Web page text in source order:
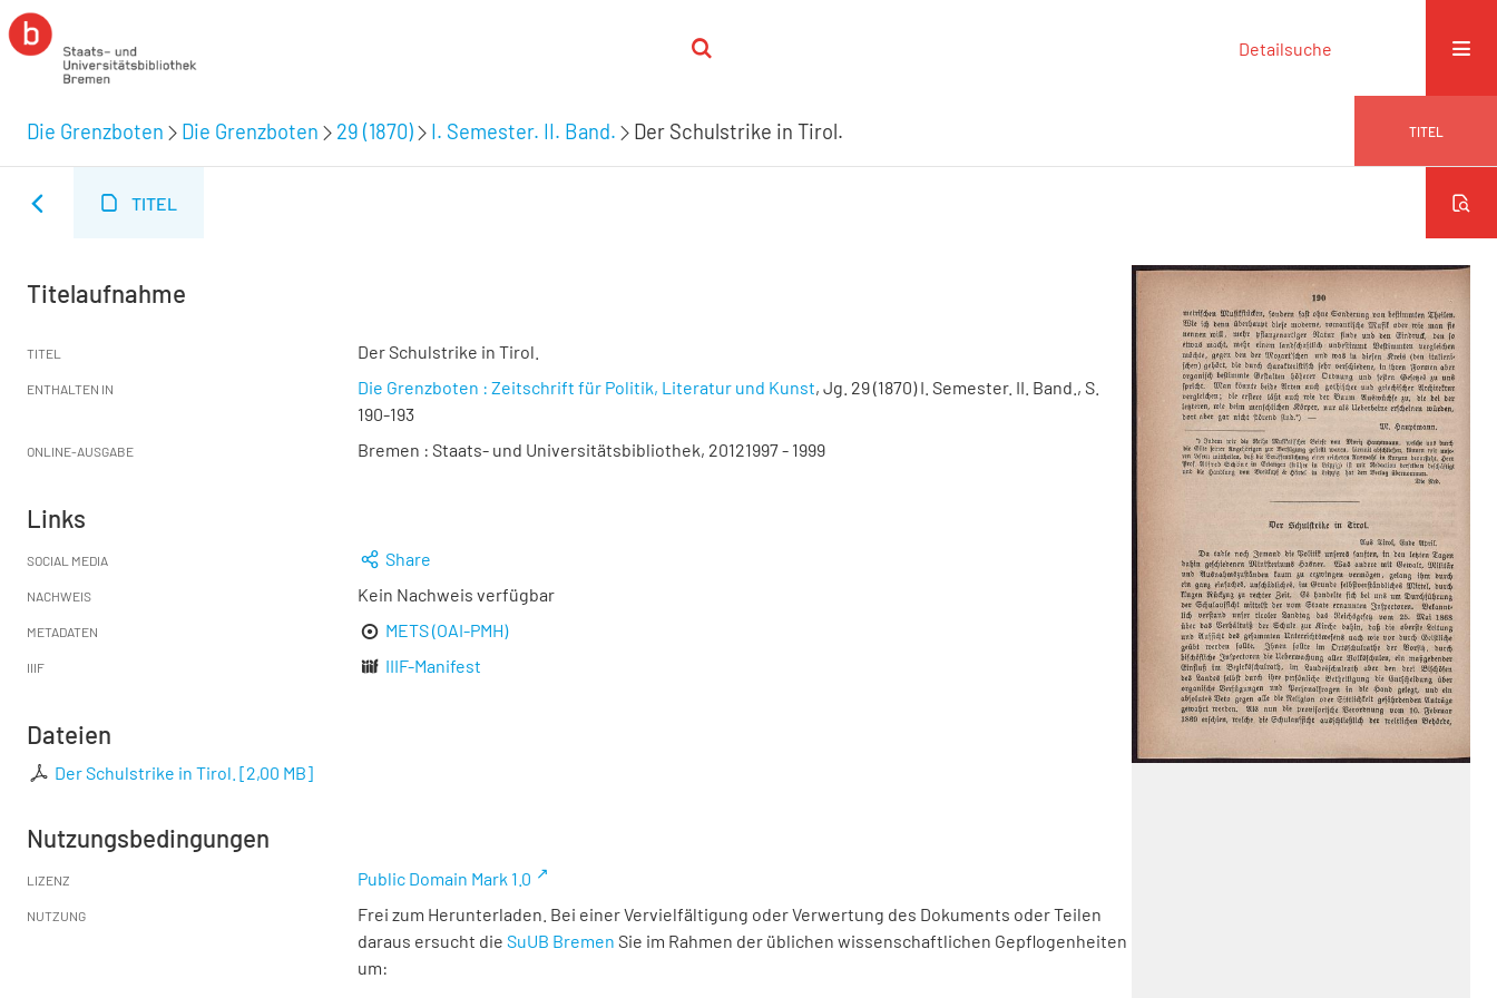
Detailsuche
Die Grenzboten Die Grenzboten 29 (1870) I. Semester. II. Band. Der Schulstrike in Tirol. TITEL
TITEL
Titelaufnahme
TITEL Der Schulstrike in Tirol.
ENTHALTEN IN Die Grenzboten : Zeitschrift für Politik, Literatur und Kunst, Jg. 29 (1870) I. Semester. II. Band., S.
190-193
ONLINE-AUSGABE Bremen : Staats- und Universitätsbibliothek, 20121997 - 1999
Links
SOCIAL MEDIA Share
NACHWEIS Kein Nachweis verfügbar
METADATEN METS (OAI-PMH)
IIIF IIIF-Manifest
Dateien
Der Schulstrike in Tirol. [2,00 MB]
Nutzungsbedingungen
LIZENZ Public Domain Mark 1.0
NUTZUNG
Frei zum Herunterladen. Bei einer Vervielfältigung oder Verwertung des Dokuments oder Teilen
daraus ersucht die SuUB Bremen Sie im Rahmen der üblichen wissenschaftlichen Gepflogenheiten
um: